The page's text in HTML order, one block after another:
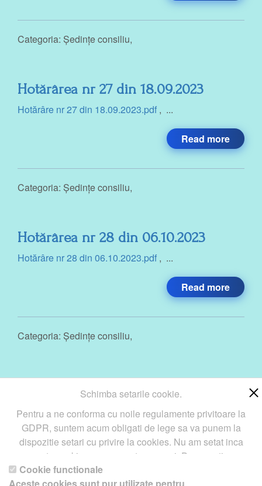
Categoria: Ședințe consiliu,
Hotărârea nr 27 din 18.09.2023
Hotărâre nr 27 din 18.09.2023.pdf , ...
Read more
Categoria: Ședințe consiliu,
Hotărârea nr 28 din 06.10.2023
Hotărâre nr 28 din 06.10.2023.pdf , ...
Read more
Categoria: Ședințe consiliu,
1 2 3 4 Next »
Copyright ©Petro&Aquis
Schimba setarile cookie.
Pentru a ne conforma cu noile regulamente privitoare la
GDPR, suntem acum obligati de lege sa va punem la
dispozitie setari cu privire la cookies. Nu am setat inca
aceste cookie care v-ar putea urmari. Daca vreti sa
schimbati aceste setari mai tarziu, va punem la dispozitie un
Cookie functionale